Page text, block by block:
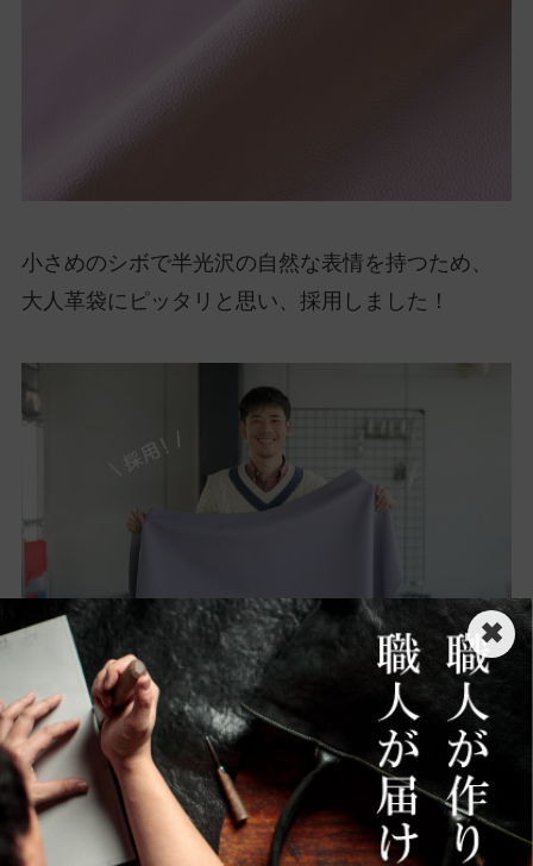
小さめのシボで半光沢の自然な表情を持つため、
大人革袋にピッタリと思い、採用しました！
シンプルで洗練されたフォルム
カチカチの角張ったフォルムではセクシーでな
✖